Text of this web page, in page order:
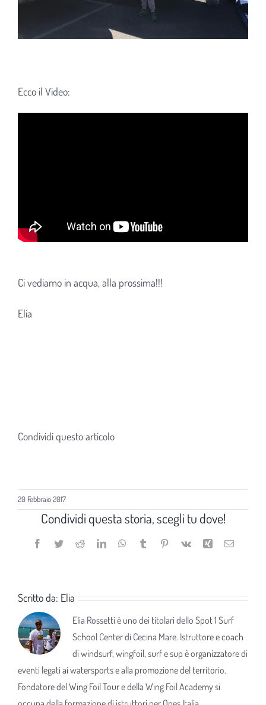
Ecco il Video:
Ci vediamo in acqua, alla prossima!!!
Elia
Condividi questo articolo
20 Febbraio 2017
Condividi questa storia, scegli tu dove!
Facebook
TwitterRedditLinkedInWhatsApp
TumblrPinterest
Vk Xing Email
Scritto da: Elia
Elia Rossetti è uno dei titolari dello Spot 1 Surf
School Center di Cecina Mare. Istruttore e coach
di windsurf, wingfoil, surf e sup è organizzatore di
eventi legati ai watersports e alla promozione del territorio.
Fondatore del Wing Foil Tour e della Wing Foil Academy si